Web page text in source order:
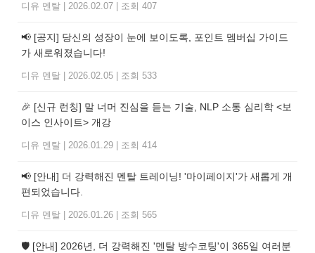
디유 멘탈 2026.02.07 조회 407
📢 [공지] 당신의 성장이 눈에 보이도록, 포인트 멤버십 가이드
가 새로워졌습니다!
디유 멘탈 2026.02.05 조회 533
🎉 [신규 런칭] 말 너머 진심을 듣는 기술, NLP 소통 심리학 <보
이스 인사이트> 개강
디유 멘탈 2026.01.29 조회 414
📢 [안내] 더 강력해진 멘탈 트레이닝! '마이페이지'가 새롭게 개
편되었습니다.
디유 멘탈 2026.01.26 조회 565
🛡️ [안내] 2026년, 더 강력해진 '멘탈 방수코팅'이 365일 여러분